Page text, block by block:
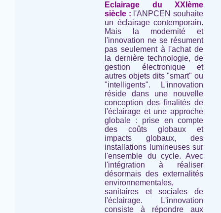
Eclairage du XXIème
siècle : l'ANPCEN souhaite
un éclairage contemporain.
Mais la modernité et
l'innovation ne se résument
pas seulement à l'achat de
la dernière technologie, de
gestion électronique et
autres objets dits "smart" ou
"intelligents". L'innovation
réside dans une nouvelle
conception des finalités de
l'éclairage et une approche
globale : prise en compte
des coûts globaux et
impacts globaux, des
installations lumineuses sur
l'ensemble du cycle. Avec
l'intégration à réaliser
désormais des externalités
environnementales,
sanitaires et sociales de
l'éclairage. L'innovation
consiste à répondre aux